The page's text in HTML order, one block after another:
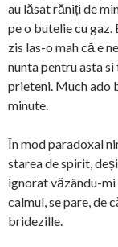
au lăsat răniți de
pe o butelie cu gaz.
zis las-o mah că e
nunta pentru asta
prieteni. Much ado
minute.
În mod paradoxal
starea de spirit,
ignorat văzându-
calmul, se pare, de
bridezille.